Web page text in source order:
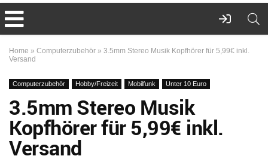
Home » Computerzubehör » 3.5mm Stereo Musik Kopfhörer für 5,99€ inkl.
Versand
Computerzubehör Hobby/Freizeit Mobilfunk Unter 10 Euro
3.5mm Stereo Musik
Kopfhörer für 5,99€ inkl.
Versand